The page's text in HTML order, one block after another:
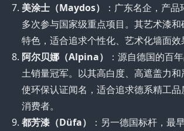
美涂士（Maydos）
：广东名企，产品
多次参与国家级重点项目。其艺术漆
特色，适合追求个性化、艺术化墙面效
阿尔贝娜（Alpina）
：源自德国的百
土销量冠军。以其高白度、高遮盖力
使环保认证闻名，适合追求德系精工
消费者。
都芳漆（Düfa）
：另一德国标杆，最